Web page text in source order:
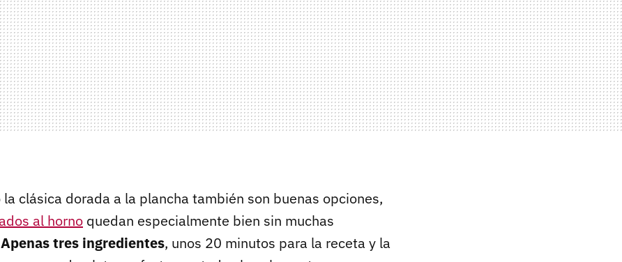
la clásica dorada a la plancha también son buenas opciones,
al horno quedan especialmente bien sin muchas
Apenas tres ingredientes, unos 20 minutos para la receta y la